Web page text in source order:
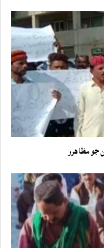
جو مظاهرو